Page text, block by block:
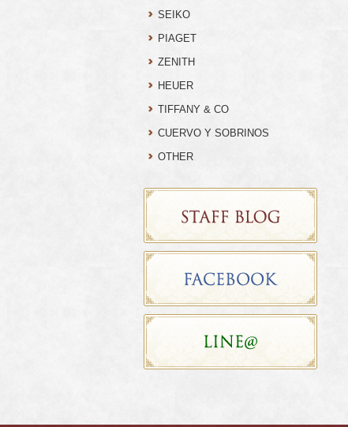
SEIKO
PIAGET
ZENITH
HEUER
TIFFANY & CO
CUERVO Y SOBRINOS
OTHER